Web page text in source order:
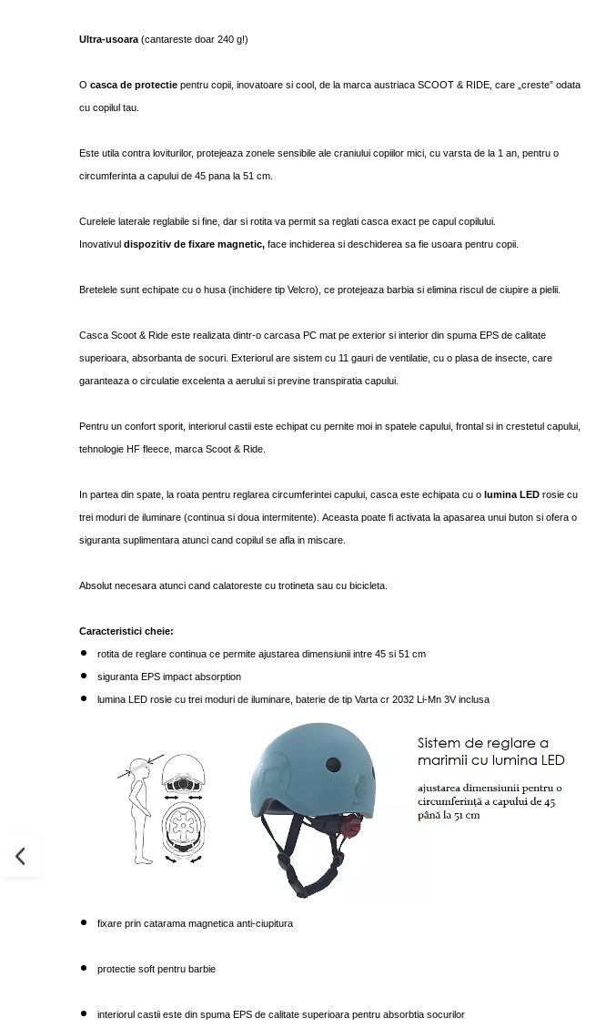
Ultra-usoara (cantareste doar 240 g!)
O casca de protectie pentru copii, inovatoare si cool, de la marca austriaca SCOOT & RIDE, care „creste” odata
cu copilul tau.
Este utila contra loviturilor, protejeaza zonele sensibile ale craniului copiilor mici, cu varsta de la 1 an, pentru o
circumferinta a capului de 45 pana la 51 cm.
Curelele laterale reglabile si fine, dar si rotita va permit sa reglati casca exact pe capul copilului.
Inovativul dispozitiv de fixare magnetic, face inchiderea si deschiderea sa fie usoara pentru copii.
Bretelele sunt echipate cu o husa (inchidere tip Velcro), ce protejeaza barbia si elimina riscul de ciupire a pielii.
Casca Scoot & Ride este realizata dintr-o carcasa PC mat pe exterior si interior din spuma EPS de calitate
superioara, absorbanta de socuri. Exteriorul are sistem cu 11 gauri de ventilatie, cu o plasa de insecte, care
garanteaza o circulatie excelenta a aerului si previne transpiratia capului.
Pentru un confort sporit, interiorul castii este echipat cu pernite moi in spatele capului, frontal si in crestetul capului,
tehnologie HF fleece, marca Scoot & Ride.
In partea din spate, la roata pentru reglarea circumferintei capului, casca este echipata cu o lumina LED rosie cu
trei moduri de iluminare (continua si doua intermitente). Aceasta poate fi activata la apasarea unui buton si ofera o
siguranta suplimentara atunci cand copilul se afla in miscare.
Absolut necesara atunci cand calatoreste cu trotineta sau cu bicicleta.
Caracteristici cheie:
rotita de reglare continua ce permite ajustarea dimensiunii intre 45 si 51 cm
siguranta EPS impact absorption
lumina LED rosie cu trei moduri de iluminare, baterie de tip Varta cr 2032 Li-Mn 3V inclusa
fixare prin catarama magnetica anti-ciupitura
protectie soft pentru barbie
interiorul castii este din spuma EPS de calitate superioara pentru absorbtia socurilor